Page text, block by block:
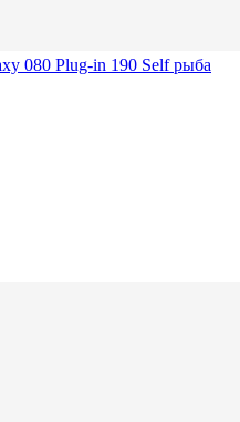
080 Plug-in 190 Self рыба